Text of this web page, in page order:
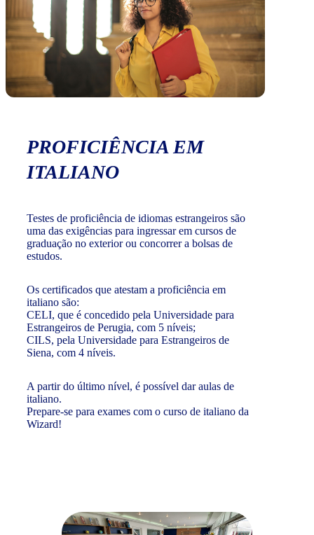
PROFICIÊNCIA EM
ITALIANO
Testes de proficiência de idiomas estrangeiros são
uma das exigências para ingressar em cursos de
graduação no exterior ou concorrer a bolsas de
estudos.
Os certificados que atestam a proficiência em
italiano são:
CELI, que é concedido pela Universidade para
Estrangeiros de Perugia, com 5 níveis;
CILS, pela Universidade para Estrangeiros de
Siena, com 4 níveis.
A partir do último nível, é possível dar aulas de
italiano.
Prepare-se para exames com o curso de italiano da
Wizard!